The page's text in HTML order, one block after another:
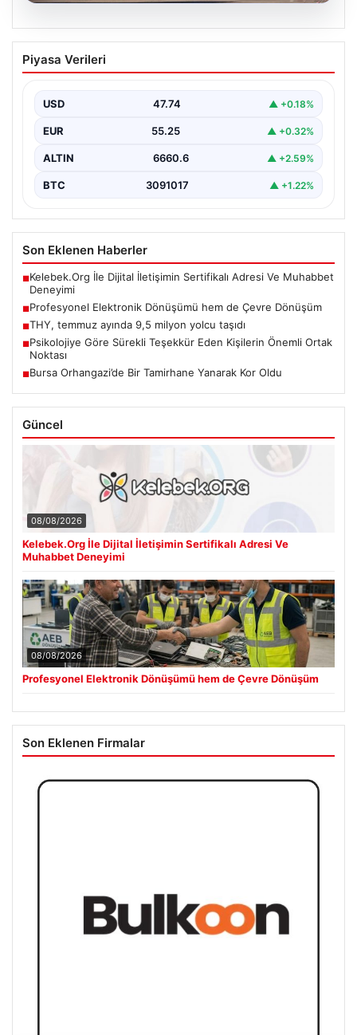
07.08.2026
Psikolojiye Göre Sürekli Teşekkür Eden
Kişilerin Önemli Ortak Noktası
ifadesini kullanmak, ilk bakışta yalnızca temel bir
nezaket kuralı…
Piyasa Verileri
USD 47.74 ▲ +0.18%
EUR 55.25 ▲ +0.32%
ALTIN 6660.6 ▲ +2.59%
BTC 3091017 ▲ +1.22%
Son Eklenen Haberler
■Kelebek.Org İle Dijital İletişimin Sertifikalı Adresi Ve Muhabbet
Deneyimi
■Profesyonel Elektronik Dönüşümü hem de Çevre Dönüşüm
■THY, temmuz ayında 9,5 milyon yolcu taşıdı
■Psikolojiye Göre Sürekli Teşekkür Eden Kişilerin Önemli Ortak
Noktası
■Bursa Orhangazi’de Bir Tamirhane Yanarak Kor Oldu
Güncel
08/08/2026
Kelebek.Org İle Dijital İletişimin Sertifikalı Adresi Ve
Muhabbet Deneyimi
08/08/2026
Profesyonel Elektronik Dönüşümü hem de Çevre Dönüşüm
Son Eklenen Firmalar